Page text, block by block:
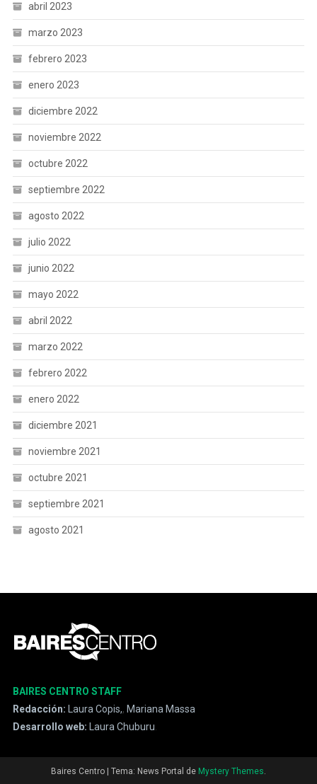
abril 2023
marzo 2023
febrero 2023
enero 2023
diciembre 2022
noviembre 2022
octubre 2022
septiembre 2022
agosto 2022
julio 2022
junio 2022
mayo 2022
abril 2022
marzo 2022
febrero 2022
enero 2022
diciembre 2021
noviembre 2021
octubre 2021
septiembre 2021
agosto 2021
BAIRES CENTRO STAFF
Redacción: Laura Copis,, Mariana Massa
Desarrollo web:
Laura Chuburu
Baires Centro Tema: News Portal de Mystery Themes.